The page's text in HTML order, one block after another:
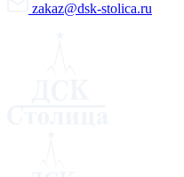
zakaz@dsk-stolica.ru